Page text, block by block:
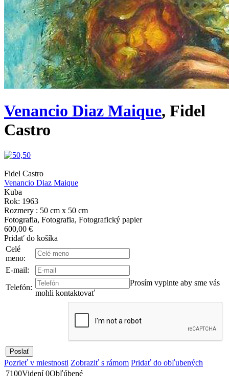
Venancio Diaz Maique, Fidel
Castro
Fidel Castro
Venancio Diaz Maique
Kuba
Rok: 1963
Rozmery : 50 cm x 50 cm
Fotografia, Fotografia, Fotografický papier
600,00 €
Pridať do košíka
Celé
meno:
E-mail:
Telefón:
Prosím vyplnte aby sme vás
mohli kontaktovať
Pozrieť v miestnosti Zobraziť s rámom Pridať do obľubených
7100Videní 0Obľúbené